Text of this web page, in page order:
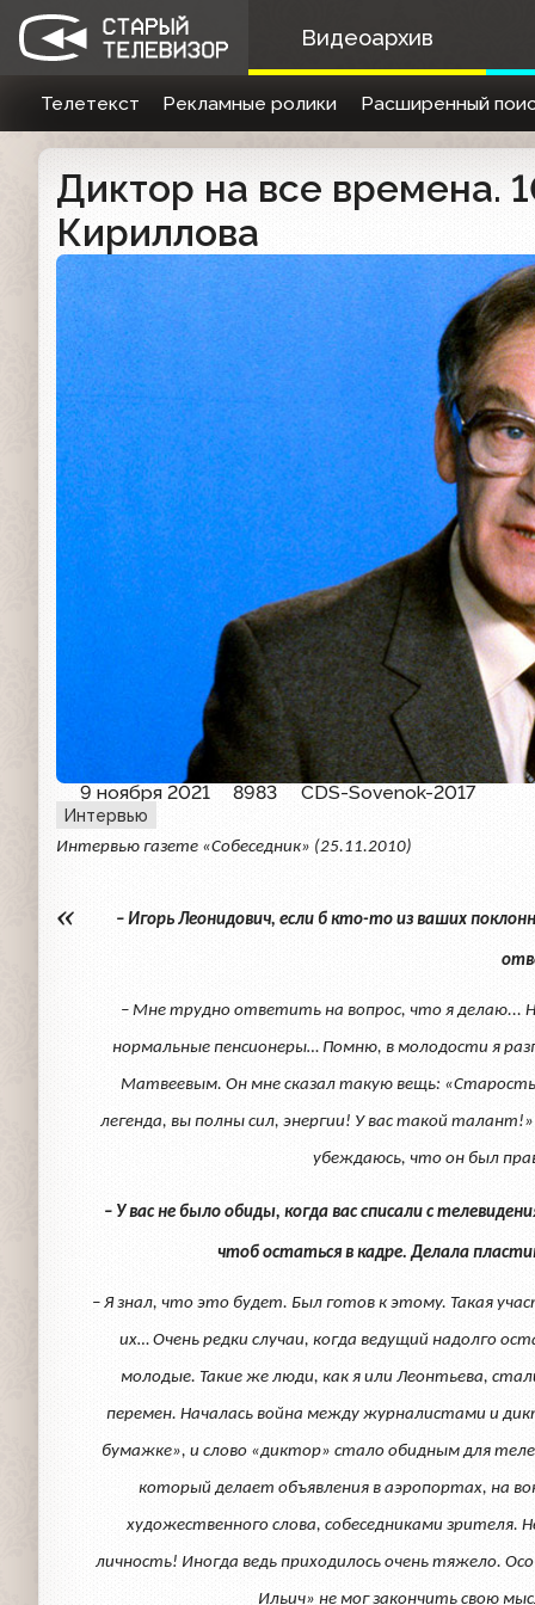
Видеоархив
Телетекст Рекламные ролики Расширенный
Диктор на все времена.
Кириллова
9 ноября 2021 8983 CDS-Sovenok-2017
Интервью
Интервью газете «Собеседник» (25.11.2010)
– Игорь Леонидович, если б кто-то из ваших
– Мне трудно ответить на вопрос, что я делаю...
нормальные пенсионеры… Помню, в молодости я
Матвеевым. Он мне сказал такую вещь:
легенда, вы полны сил, энергии! У вас такой
убеждаюсь, что он был
– У вас не было обиды, когда вас списали с
чтоб остаться в кадре. Делала
– Я знал, что это будет. Был готов к этому. Такая
их… Очень редки случаи, когда ведущий надолго
молодые. Такие же люди, как я или Леонтьева,
перемен. Началась война между журналистами и
бумажке», и слово «диктор» стало обидным для
который делает объявления в аэропортах, на
художественного слова, собеседниками
личность! Иногда ведь приходилось очень тяжело.
Ильич» не мог закончить свою